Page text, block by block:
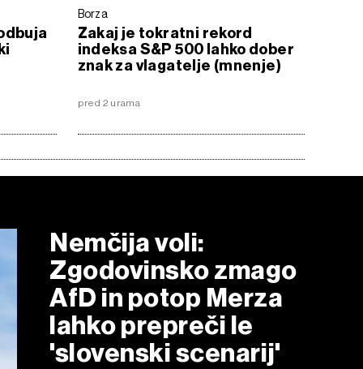
Borza
Zakaj je tokratni rekord
indeksa S&P 500 lahko dober
znak za vlagatelje (mnenje)
pred 2 urama
Nemčija voli:
Zgodovinsko zmago
AfD in potop Merza
lahko prepreči le
'slovenski scenarij'